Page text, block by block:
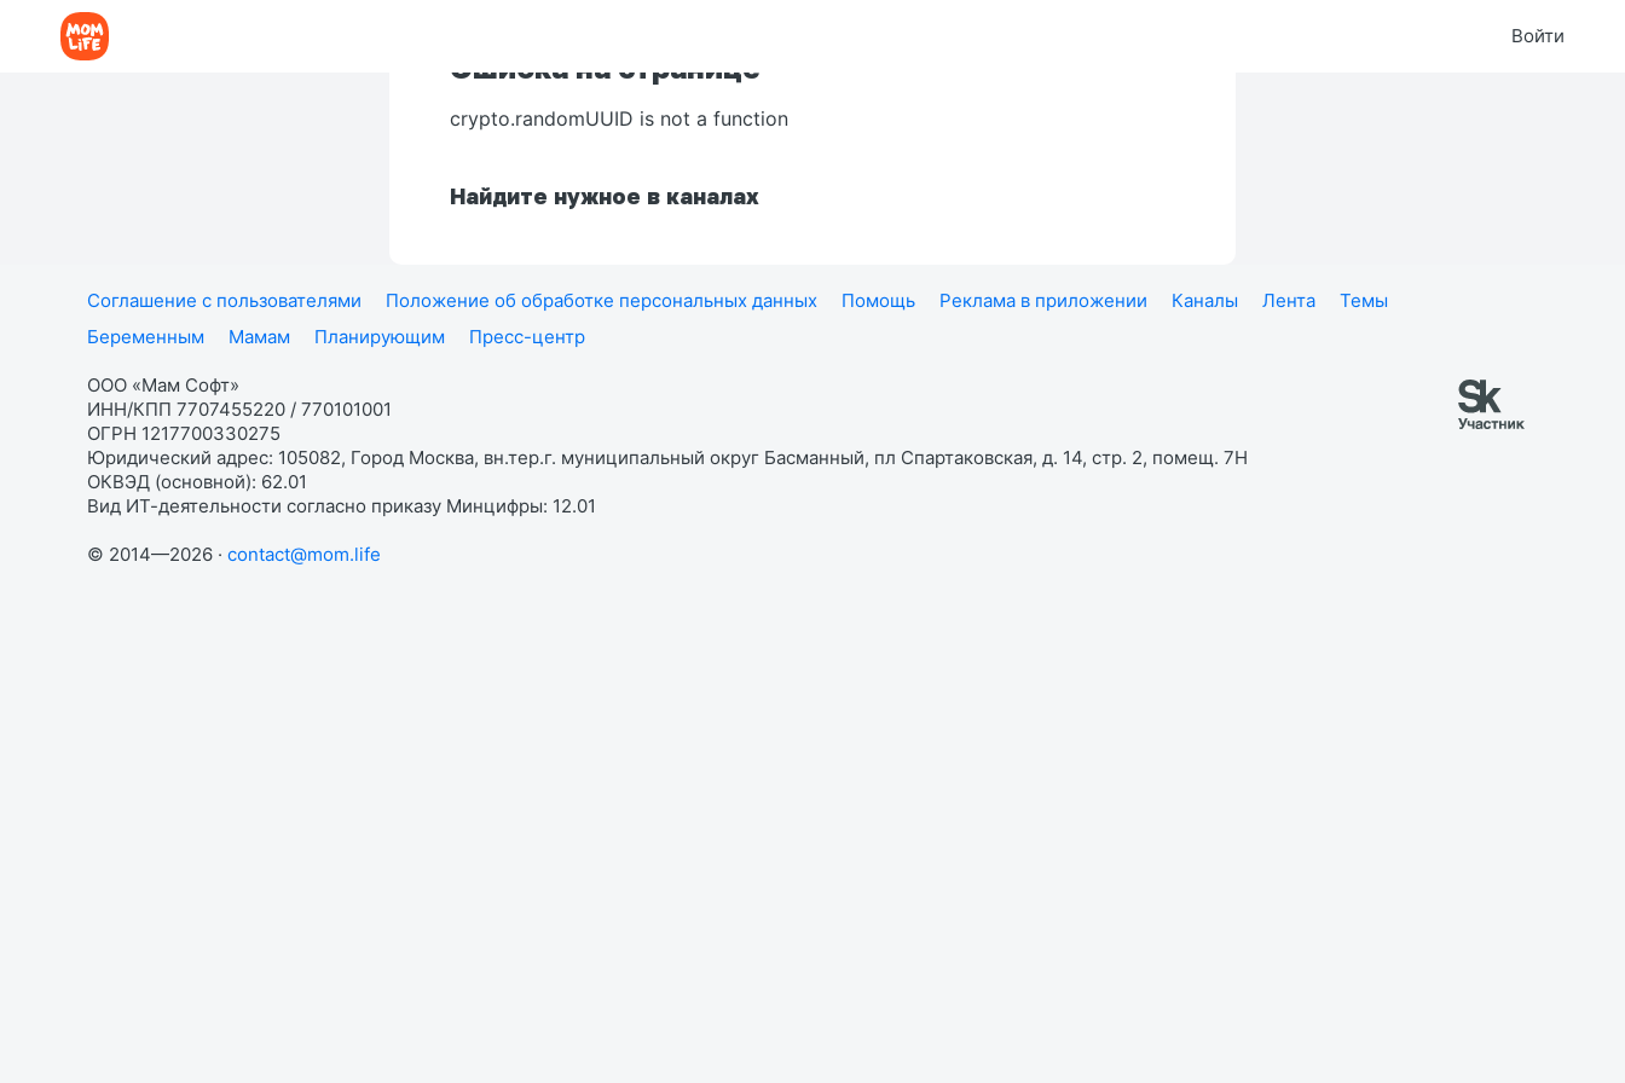
Войти
Ошибка на странице
crypto.randomUUID is not a function
Найдите нужное в каналах
Соглашение с пользователями Положение об обработке персональных данных Помощь Реклама в приложении Каналы Лента
Темы
Беременным
Мамам Планирующим Пресс-центр
ООО «Мам Софт»
ИНН/КПП 7707455220 / 770101001
ОГРН 1217700330275
Юридический адрес: 105082, Город Москва, вн.тер.г. муниципальный округ Басманный, пл Спартаковская, д. 14, стр. 2, помещ. 7Н
ОКВЭД (основной): 62.01
Вид ИТ-деятельности согласно приказу Минцифры: 12.01
© 2014—2026 · contact@mom.life